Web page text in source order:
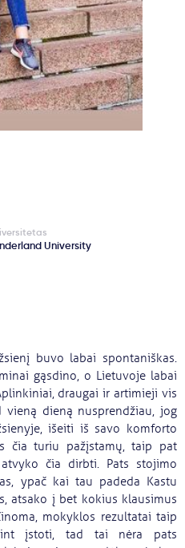
University
buvo labai spontaniškas.
gąsdino, o Lietuvoje labai
draugai ir artimieji vis
dieną nusprendžiau, jog
išeiti iš savo komforto
čia turiu pažįstamų, taip pat
čia dirbti. Pats stojimo
ypač kai tau padeda Kastu
atsako į bet kokius klausimus
mokyklos rezultatai taip
įstoti, tad tai nėra pats